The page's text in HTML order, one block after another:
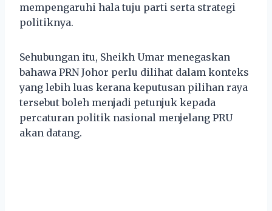
mempengaruhi hala tuju parti serta strategi
politiknya.
Sehubungan itu, Sheikh Umar menegaskan
bahawa PRN Johor perlu dilihat dalam konteks
yang lebih luas kerana keputusan pilihan raya
tersebut boleh menjadi petunjuk kepada
percaturan politik nasional menjelang PRU
akan datang.